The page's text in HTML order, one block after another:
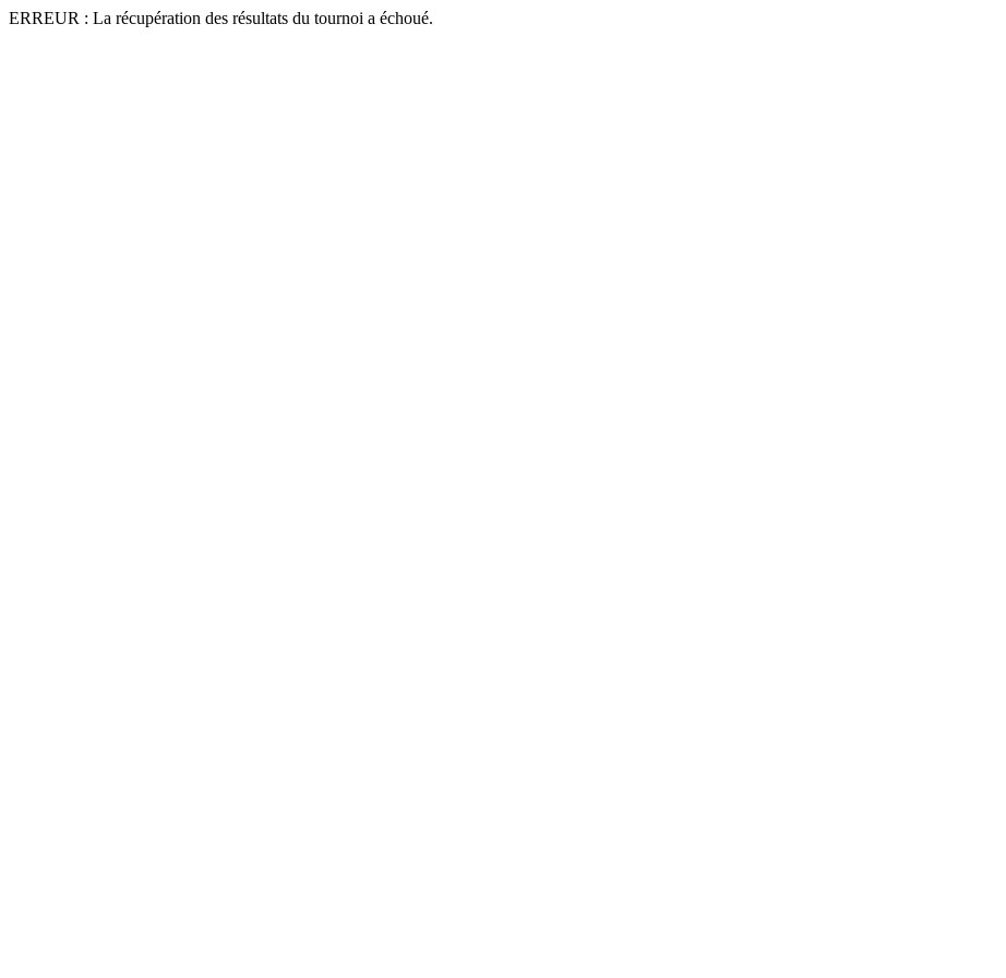
ERREUR : La récupération des résultats du tournoi a échoué.